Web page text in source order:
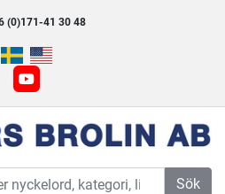
(0)171-41 30 48
youtube
Sök